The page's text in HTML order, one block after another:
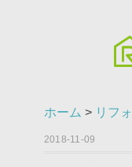
ホーム > リフ
2018-11-09